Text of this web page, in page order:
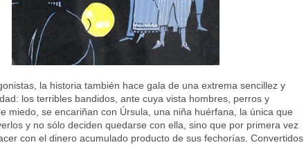
la historia también hace gala de una extrema sencillez y
los terribles bandidos, ante cuya vista hombres, perros y
miedo, se encariñan con Úrsula, una niña huérfana, la única que
y no sólo deciden quedarse con ella, sino que por primera vez
con el dinero acumulado producto de sus fechorías. Convertidos